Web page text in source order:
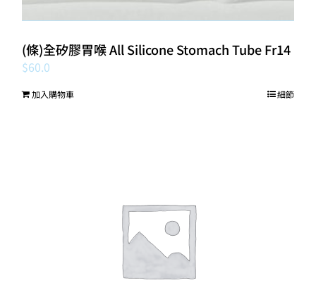
(條)全矽膠胃喉 All Silicone Stomach Tube Fr14
$60.0
加入購物車 細節